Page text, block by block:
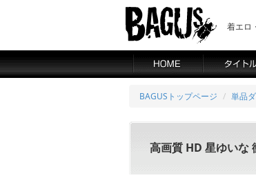
着エロ
BAGUSトップページ 単品
高画質 HD 星ゆいな